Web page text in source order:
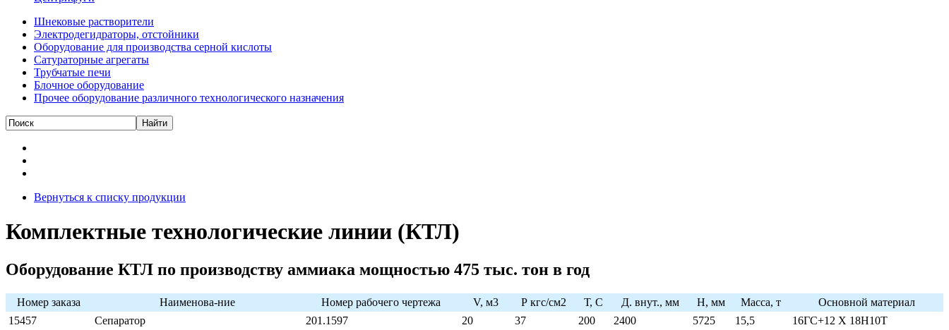
Шнековые растворители
Электродегидраторы, отстойники
Оборудование для производства серной кислоты
Сатураторные агрегаты
Трубчатые печи
Блочное оборудование
Прочее оборудование различного технологического назначения
Вернуться к списку продукции
Комплектные технологические линии (КТЛ)
Оборудование КТЛ по производству аммиака мощностью 475 тыс. тон в год
Номер заказа Наименова-ние Номер рабочего чертежа V, м3 Р кгс/см2 Т, С Д. внут., мм Н, мм Масса, т
Основной материал
15457
Сепаратор 201.1597 20 37 200 2400 5725 15,5
16ГС+12 Х 18Н10Т